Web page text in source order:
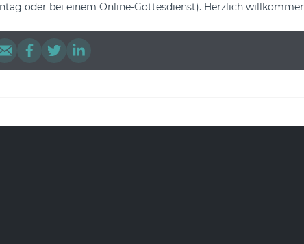
oder bei einem Online-Gottesdienst). Herzlich